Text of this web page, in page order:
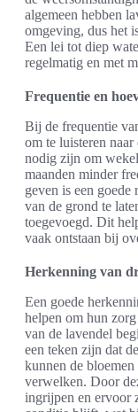
algemeen hebben
omgeving, dus het
Een lei tot diep
regelmatig en met
Frequentie en
Bij de frequentie
om te luisteren
nodig zijn om
maanden minder
geven is een
van de grond te
toegevoegd. Dit
vaak ontstaan bij
Herkenning van
Een goede
helpen om hun
van de lavendel
een teken zijn dat
kunnen de
verwelken. Door
ingrijpen en ervoor